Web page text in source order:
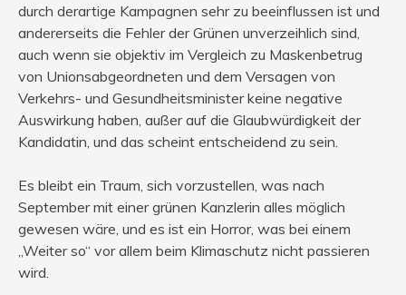
durch derartige Kampagnen sehr zu beeinflussen ist und
andererseits die Fehler der Grünen unverzeihlich sind,
auch wenn sie objektiv im Vergleich zu Maskenbetrug
von Unionsabgeordneten und dem Versagen von
Verkehrs- und Gesundheitsminister keine negative
Auswirkung haben, außer auf die Glaubwürdigkeit der
Kandidatin, und das scheint entscheidend zu sein.
Es bleibt ein Traum, sich vorzustellen, was nach
September mit einer grünen Kanzlerin alles möglich
gewesen wäre, und es ist ein Horror, was bei einem
„Weiter so“ vor allem beim Klimaschutz nicht passieren
wird.